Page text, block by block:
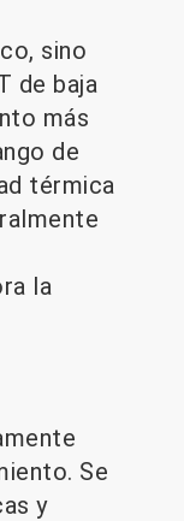
sino
de baja
más
de
térmica
la
Se
y